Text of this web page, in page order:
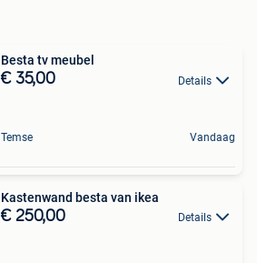
Besta tv meubel
€ 35,00 Details
Temse Vandaag
Kastenwand besta van ikea
€ 250,00 Details